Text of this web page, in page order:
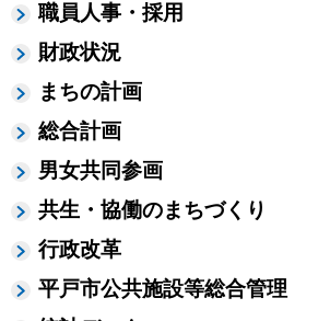
職員人事・採用
財政状況
まちの計画
総合計画
男女共同参画
共生・協働のまちづくり
行政改革
平戸市公共施設等総合管理